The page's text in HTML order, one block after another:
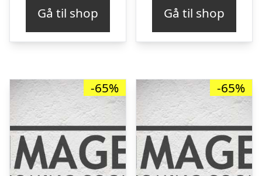
kr. 299,95.kr. 104,98.
Gå til shop
kr. 399,95.kr.
Gå til shop
-65% -65%